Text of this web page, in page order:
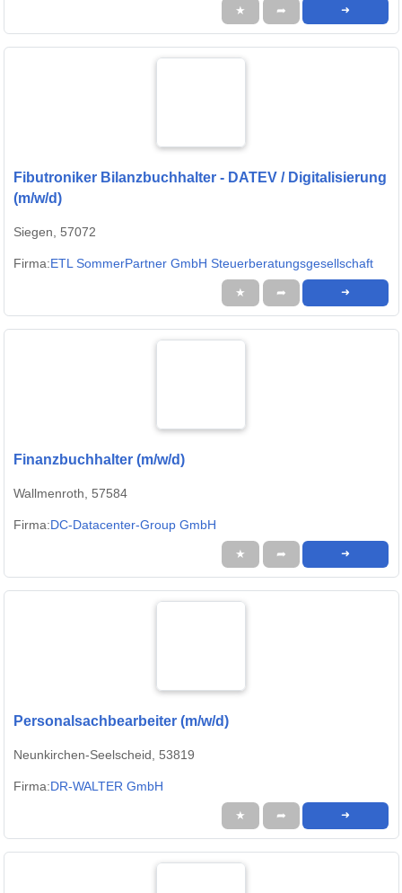
★ ➦ ➜
Fibutroniker Bilanzbuchhalter - DATEV / Digitalisierung
(m/w/d)
Siegen, 57072
Firma:ETL SommerPartner GmbH Steuerberatungsgesellschaft
★ ➦ ➜
Finanzbuchhalter (m/w/d)
Wallmenroth, 57584
Firma:DC-Datacenter-Group GmbH
★ ➦ ➜
Personalsachbearbeiter (m/w/d)
Neunkirchen-Seelscheid, 53819
Firma:DR-WALTER GmbH
★ ➦ ➜